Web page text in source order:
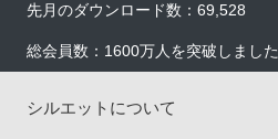
先月のダウンロード数：69,528
総会員数：1600万人を突破しました
シルエットについて